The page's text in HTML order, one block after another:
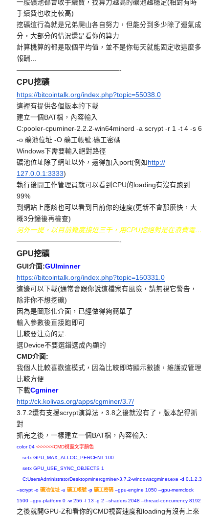
一般礦池都會收手續費，找算力越高的礦池越穩定(相對有時
手續費也收比較高)
挖礦這行為就是兄弟爬山各自努力，但能分到多少除了運氣成
分，大部分的情況還是看你的算力
計算機算的都是取個平均值，並不是你每天就能固定收這麼多
報酬.
———————————————-
CPU挖礦
https://bitcointalk.org/index. php?topic=55038.0
這裡有提供各個版本的下載
建立一個BAT檔，內容輸入
C:pooler-cpuminer-2.2.2-win64minerd -a scrypt -r 1 -t 4 -s 6
-o 礦池位址 -O 礦工帳號:礦工密碼
Windows下需要輸入絕對路徑
礦池位址除了網址以外，還得加入port(例如http://
127.0.0.1:3333)
執行後開工作管理員就可以看到CPU的loading有沒有跑到
99%
到網站上應該也可以看到目前你的速度(更新不會那麼快，大
概3分鐘後再檢查)
另外一提，以目前難度接近三千，用CPU挖絕對是在浪費電…
———————————————-
GPU挖礦
GUI介面:GUIminner
https://bitcointalk.org/index. php?topic=150331.0
這邊可以下載(通常會跟你說這檔案有風險，請無視它警告，
除非你不想挖礦)
因為是圖形化介面，已經做得夠簡單了
輸入參數後直接跑即可
比較要注意的是:
選Device不要選錯選成內顯的
CMD介面:
我個人比較喜歡這模式，因為比較即時顯示數據，維護或管理
比較方便
下載Cgminer
http://ck.kolivas.org/apps/cgminer/3.7/
3.7.2還有支援scrypt演算法，3.8之後就沒有了， 版本記得抓
對
抓完之後，一樣建立一個BAT檔，內容輸入:
color 04<<<<<<CMD視窗文字顏色
setx GPU_MAX_ALLOC_PERCENT 100
setx GPU_USE_SYNC_OBJECTS 1
C:UsersAdministratorDesktopminercgminer-3.7.2-windowscgminer.exe -d 0,1,2,3
–scrypt -o礦池位址 -u礦工帳號 -p礦工密碼 –gpu-engine 1050 –gpu-memclock
1500 –gpu-platform 0 -w 256 -I 13 -g 2 –shaders 2048 –thread-concurrency 8192
之後就開GPU-Z和看你的CMD視窗速度和loading有沒有上來